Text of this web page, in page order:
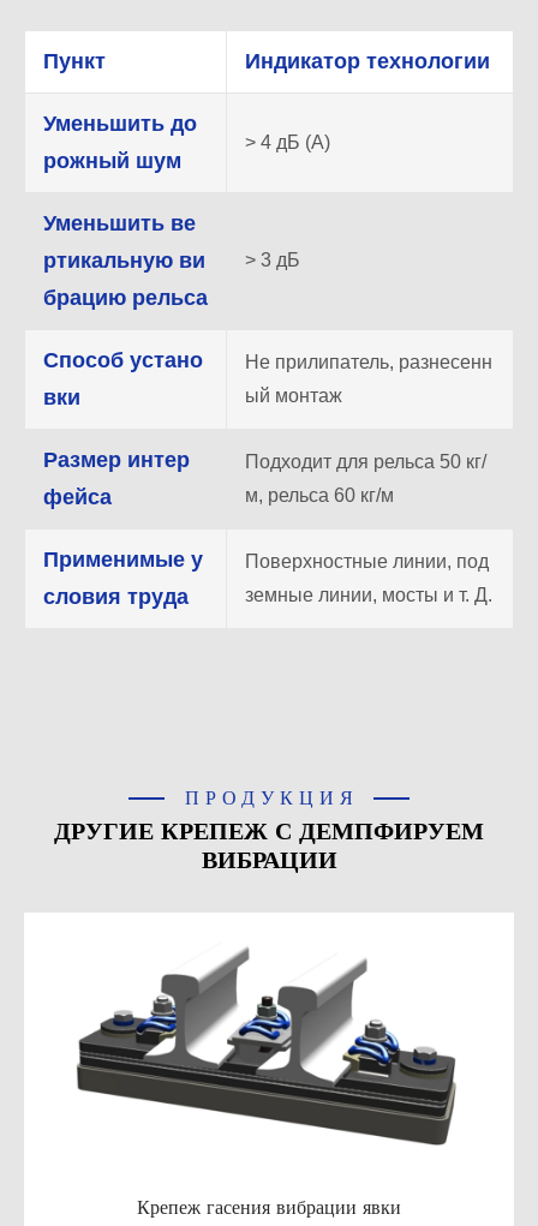
Пункт Индикатор технологии
Уменьшить до
рожный шум
> 4 дБ (А)
Уменьшить ве
ртикальную ви
брацию рельса
> 3 дБ
Способ устано
вки
Не прилипатель, разнесенн
ый монтаж
Размер интер
фейса
Подходит для рельса 50 кг/
м, рельса 60 кг/м
Применимые у
словия труда
Поверхностные линии, под
земные линии, мосты и т. Д.
ПРОДУКЦИЯ
ДРУГИЕ КРЕПЕЖ С ДЕМПФИРУЕМ
ВИБРАЦИИ
Крепеж гасения вибрации явки